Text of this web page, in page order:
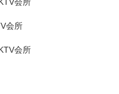
会所
会所